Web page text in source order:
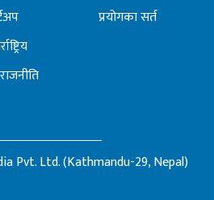
प्रयोगका सर्त
Pvt. Ltd. (Kathmandu-29, Nepal)